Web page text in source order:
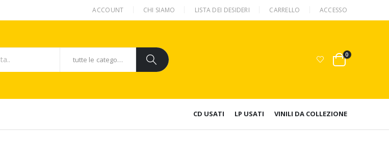
ACCOUNT CHI SIAMO LISTA DEI DESIDERI CARRELLO ACCESSO
tutte le categorie
0
CD USATI LP USATI VINILI DA COLLEZIONE